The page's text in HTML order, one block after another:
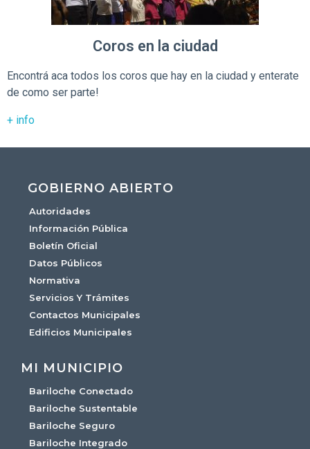
Coros en la ciudad
Encontrá aca todos los coros que hay en la ciudad y enterate
de como ser parte!
+ info
GOBIERNO ABIERTO
Autoridades
Información Pública
Boletín Oficial
Datos Públicos
Normativa
Servicios Y Trámites
Contactos Municipales
Edificios Municipales
MI MUNICIPIO
Bariloche Conectado
Bariloche Sustentable
Bariloche Seguro
Bariloche Integrado